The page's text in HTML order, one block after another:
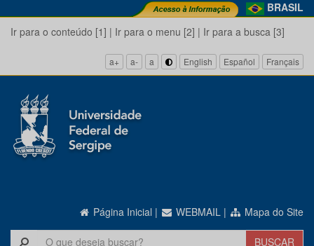
BRASIL
Ir para o conteúdo [1] | Ir para o menu [2] | Ir para a busca [3]
a+ a- a English Español Français
Página Inicial | WEBMAIL | Mapa do Site